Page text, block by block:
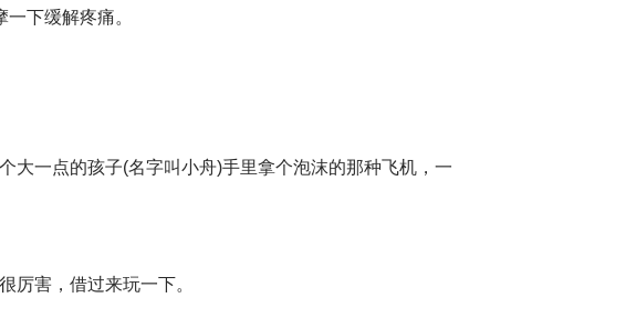
下缓解疼痛。
大一点的孩子(名字叫小舟)手里拿个泡沫的那种飞机，一
厉害，借过来玩一下。